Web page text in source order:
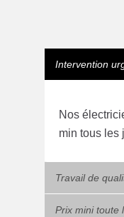
Intervention
Nos
min tous les
Travail de
Prix mini toute